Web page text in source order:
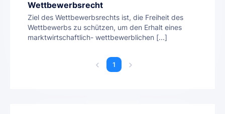
Wettbewerbsrecht
Ziel des Wettbewerbsrechts ist, die Freiheit des
Wettbewerbs zu schützen, um den Erhalt eines
marktwirtschaftlich- wettbewerblichen [...]
1